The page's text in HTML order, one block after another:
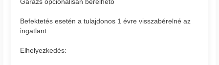
Befektetés esetén a tulajdonos 1 évre visszabérelné az
ingatlant
Elhelyezkedés: